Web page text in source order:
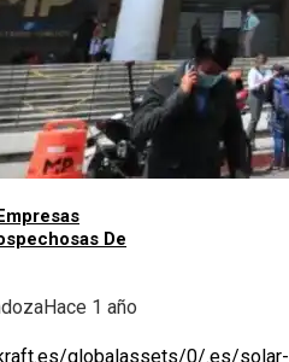
De
Hace 1 año